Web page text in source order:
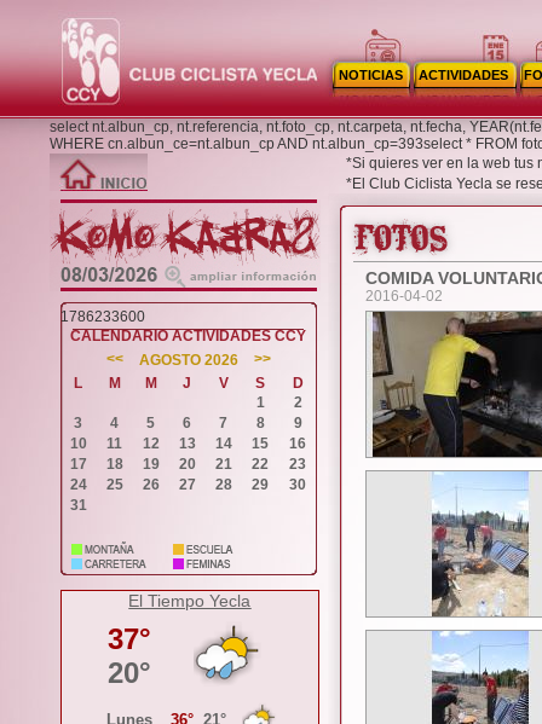
NOTICIAS ACTIVIDADES
select nt.albun_cp, nt.referencia, nt.foto_cp, nt.carpeta, nt.fecha,
WHERE cn.albun_ce=nt.albun_cp AND nt.albun_cp=393select * FROM
*Si quieres ver en la web
*El Club Ciclista Yecla se
1786233600
CALENDARIO ACTIVIDADES CCY
<<
AGOSTO 2026
>>
L
M M J V S
D
1
2
3
4 5 6 7 8
9
10
11 12 13 14 15
16
17
18 19 20 21 22
23
24
25 26 27 28 29
30
31
El Tiempo Yecla
COMIDA
2016-04-02